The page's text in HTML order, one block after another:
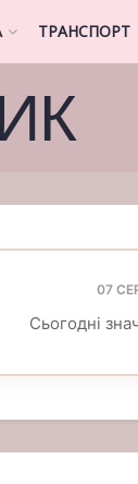
ТРАНСПОРТ
07
Сьогодні